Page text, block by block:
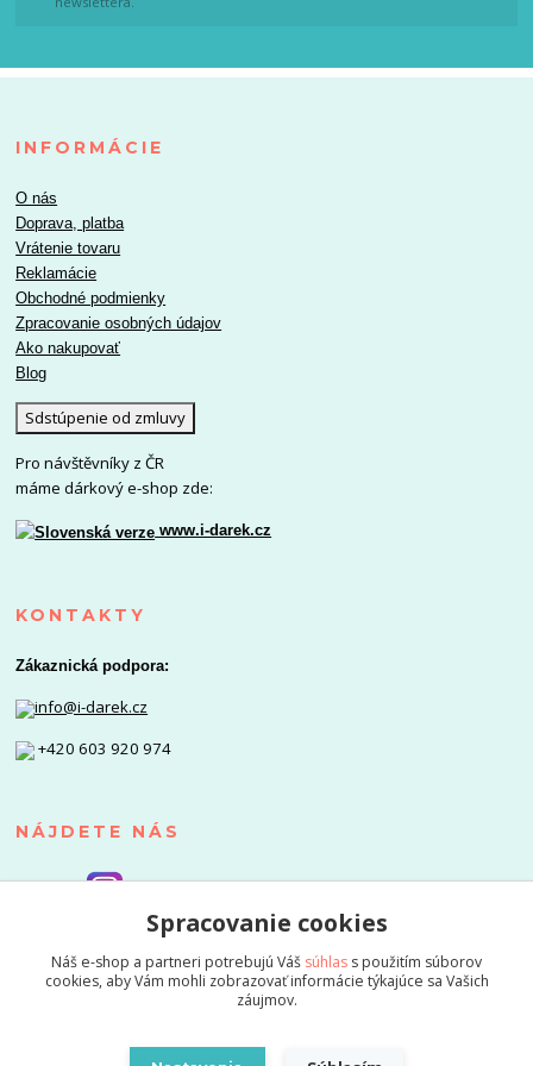
INFORMÁCIE
O nás
Doprava, platba
Vrátenie tovaru
Reklamácie
Obchodné podmienky
Zpracovanie osobných údajov
Ako nakupovať
Blog
Sdstúpenie od zmluvy
Pro návštěvníky z ČR
máme dárkový e-shop zde:
www.i-darek.cz
KONTAKTY
Zákaznická podpora:
info@i-darek.cz
+420 603 920 974
NÁJDETE NÁS
Spracovanie cookies
Náš e-shop a partneri potrebujú Váš súhlas s použitím súborov
cookies, aby Vám mohli zobrazovať informácie týkajúce sa Vašich
záujmov.